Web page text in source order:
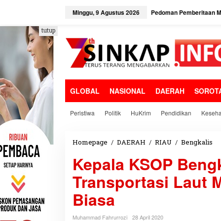
e
k
o
n
t
e
n
Minggu, 9 Agustus 2026 Pedoman Pemberitaan
GLOBAL NASIONAL DAERAH
Peristiwa Politik HuKrim Pendidikan
tutup
Homepage / DAERAH / RIAU / Bengkalis
p
a
l
a
Kepala KSOP
Transportasi Laut
Biasa
Muhammad Fahrurrozi
28 April 2020